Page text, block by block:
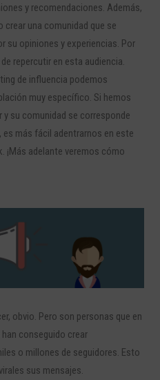
y recomendaciones. Además,
una comunidad que se
su opiniones y experiencias. Por
repercutir en esta audiencia.
de influencia podemos
muy específico. Si hemos
su comunidad se corresponde
más fácil adentrarnos en este
¡Más adelante veremos cómo
obvio. Pero son personas que en
conseguido crear
o millones de seguidores. Esto
sus mensajes.